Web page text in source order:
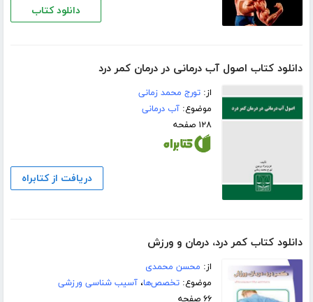
دانلود کتاب
دانلود کتاب اصول آب درمانی در درمان کمر درد
از:تورج محمد زمانی
موضوع:آب درمانی
۱۲۸ صفحه
دریافت از کتابراه
دانلود کتاب کمر درد، درمان و ورزش
از: محسن محمدی
موضوع:تخصص‌ها،آسیب شناسی ورزشی
۶۶ صفحه